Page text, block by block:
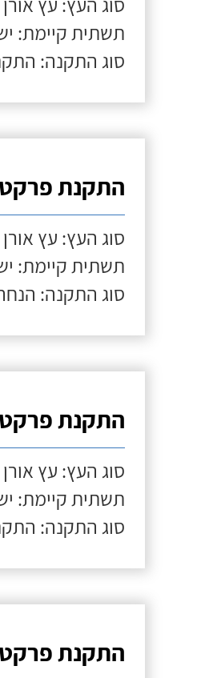
תשתית קיימת:
סוג התקנה:
התקנת
סוג העץ: עץ אורן
תשתית קיימת:
סוג התקנה:
התקנת
סוג העץ: עץ אורן
תשתית קיימת:
סוג התקנה:
התקנת